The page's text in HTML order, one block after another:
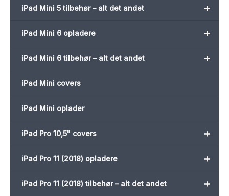
+
iPad Mini 5 tilbehør – alt det andet
+
iPad Mini 6 opladere
+
iPad Mini 6 tilbehør – alt det andet
iPad Mini covers
iPad Mini oplader
+
iPad Pro 10,5" covers
+
iPad Pro 11 (2018) opladere
+
iPad Pro 11 (2018) tilbehør – alt det andet